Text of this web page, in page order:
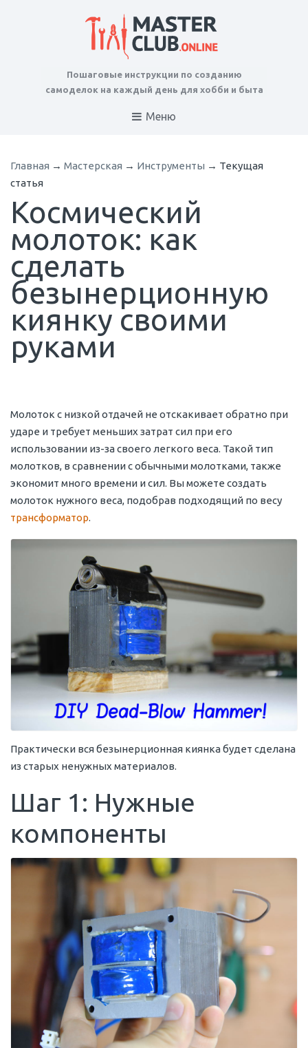
Пошаговые инструкции по созданию
самоделок на каждый день для хобби и быта
Меню
Главная → Мастерская → Инструменты → Текущая
статья
Космический
молоток: как
сделать
безынерционную
киянку своими
руками
Молоток с низкой отдачей не отскакивает обратно при
ударе и требует меньших затрат сил при его
использовании из-за своего легкого веса. Такой тип
молотков, в сравнении с обычными молотками, также
экономит много времени и сил. Вы можете создать
молоток нужного веса, подобрав подходящий по весу
трансформатор.
Практически вся безынерционная киянка будет сделана
из старых ненужных материалов.
Шаг 1: Нужные
компоненты